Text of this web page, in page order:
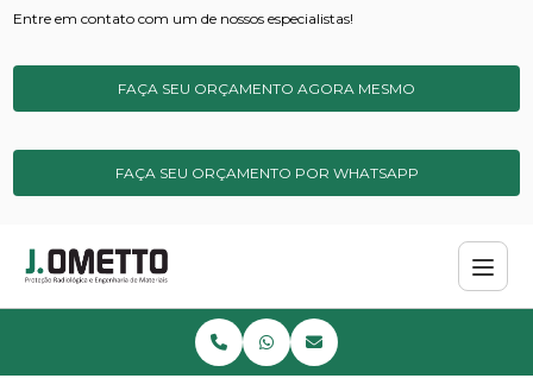
Entre em contato com um de nossos especialistas!
FAÇA SEU ORÇAMENTO AGORA MESMO
FAÇA SEU ORÇAMENTO POR WHATSAPP